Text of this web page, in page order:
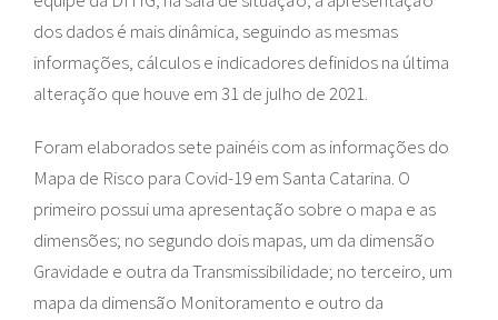
dos dados é mais dinâmica, seguindo as mesmas
informações, cálculos e indicadores definidos na última
alteração que houve em 31 de julho de 2021.
Foram elaborados sete painéis com as informações do
Mapa de Risco para Covid-19 em Santa Catarina. O
primeiro possui uma apresentação sobre o mapa e as
dimensões; no segundo dois mapas, um da dimensão
Gravidade e outra da Transmissibilidade; no terceiro, um
mapa da dimensão Monitoramento e outro da